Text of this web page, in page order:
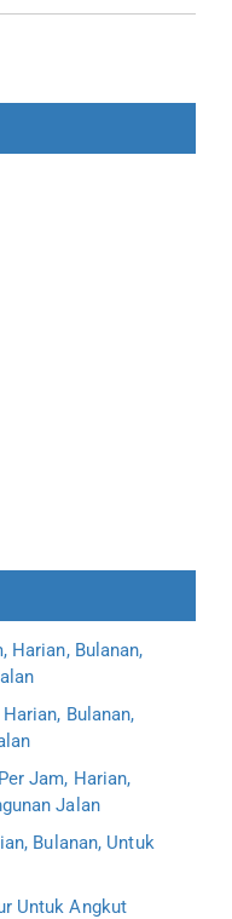
Harian, Bulanan,
Bulanan,
Jam, Harian,
Jalan
Bulanan, Untuk
Untuk Angkut